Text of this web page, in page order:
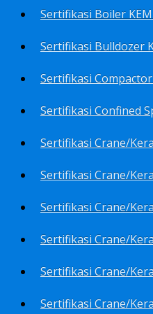
Sertifikasi Boiler
Sertifikasi Bulldozer
Sertifikasi Compactor
Sertifikasi Confined
Sertifikasi Crane/
Sertifikasi Crane/
Sertifikasi Crane/
Sertifikasi Crane/
Sertifikasi Crane/
Sertifikasi Crane/